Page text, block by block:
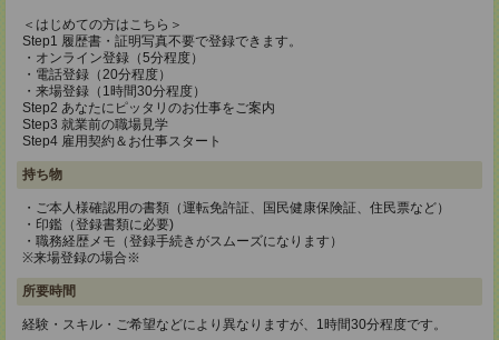
＜はじめての方はこちら＞
Step1 履歴書・証明写真不要で登録できます。
・オンライン登録（5分程度）
・電話登録（20分程度）
・来場登録（1時間30分程度）
Step2 あなたにピッタリのお仕事をご案内
Step3 就業前の職場見学
Step4 雇用契約＆お仕事スタート
持ち物
・ご本人様確認用の書類（運転免許証、国民健康保険証、住民票など）
・印鑑（登録書類に必要)
・職務経歴メモ（登録手続きがスムーズになります）
※来場登録の場合※
所要時間
経験・スキル・ご希望などにより異なりますが、1時間30分程度です。